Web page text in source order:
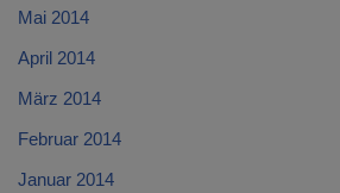
Mai 2014
April 2014
März 2014
Februar 2014
Januar 2014